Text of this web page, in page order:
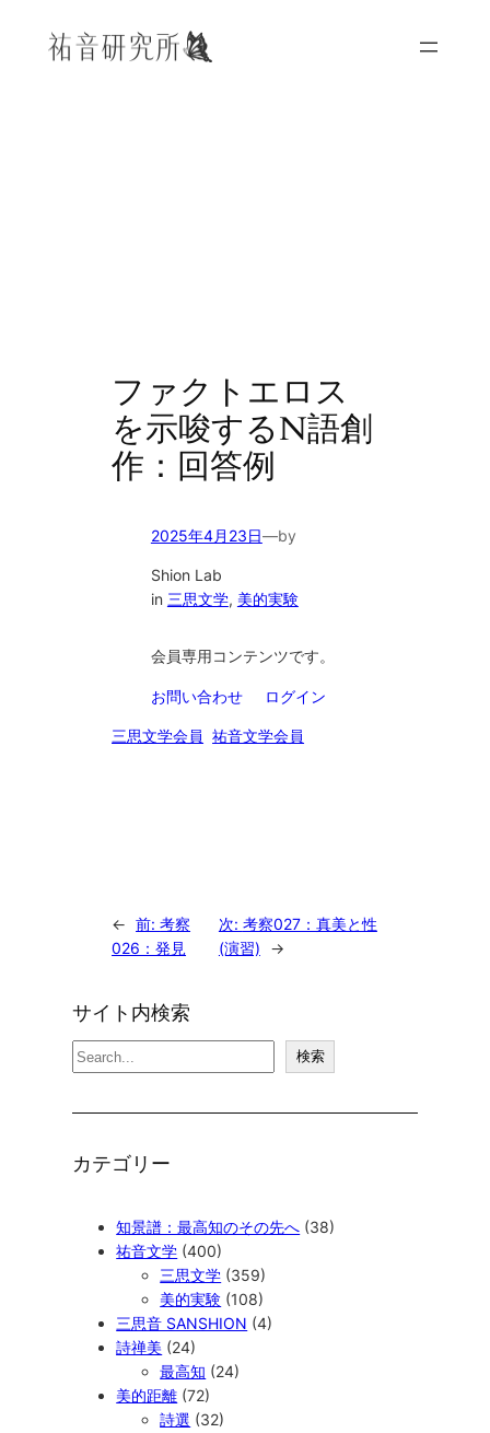
ファクトエロス
を示唆するN語創
作：回答例
2025年4月23日—by
Shion Lab
in 三思文学, 美的実験
会員専用コンテンツです。
お問い合わせ ログイン
三思文学会員 祐音文学会員
← 前:考察
026：発見
次: 考察027：真美と性
(演習)
→
サイト内検索
検
索
検索
カテゴリー
知景譜：最高知のその先へ (38)
祐音文学 (400)
三思文学 (359)
美的実験 (108)
三思音 SANSHION (4)
詩禅美 (24)
最高知 (24)
美的距離 (72)
詩選 (32)